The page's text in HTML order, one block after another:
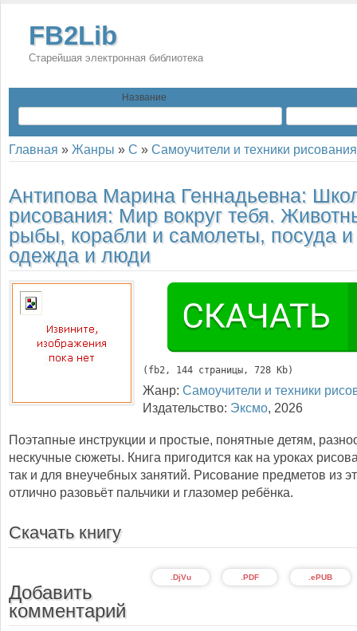
FB2Lib
Старейшая электронная библиотека
Название
Главная » Жанры » С » Самоучители и техники рисования
Антипова Марина Геннадьевна:
рисования: Мир вокруг тебя.
рыбы, корабли и самолеты, посуда
одежда и люди
( fb2, 144 страницы, 728 Kb)
Жанр: Самоучители и техники
Издательство: Эксмо, 2026
Поэтапные инструкции и простые, понятные детям,
нескучные сюжеты. Книга пригодится как на уроках
так и для внеучебных занятий. Рисование предметов из
отлично разовьёт пальчики и глазомер ребёнка.
Скачать книгу
.ePUB
.PDF
.DjVu
Добавить
комментарий